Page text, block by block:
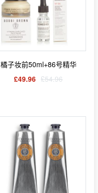
橘子妆前50ml+86号精华
£49.96 £54.96